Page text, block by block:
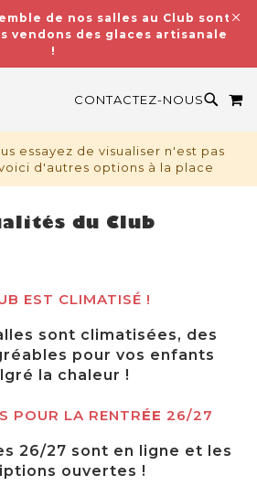
de nos salles au Club sont
vendons des glaces artisanales
!
CONTACTEZ-NOUS
essayez de visualiser n'est pas
d'autres options à la place
du Club
EST CLIMATISÉ !
sont climatisées, des
pour vos enfants
la chaleur !
S POUR LA RENTRÉE 26/27
26/27 sont en ligne et les
ouvertes !